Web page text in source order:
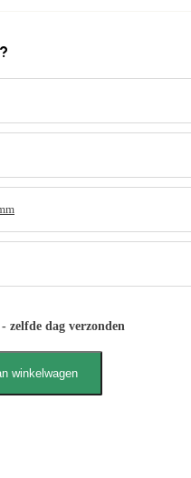
zelfde dag verzonden
winkelwagen